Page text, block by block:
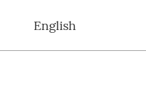
English